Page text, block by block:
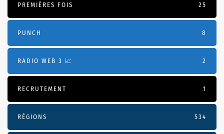
PREMIÈRES FOIS 25
PUNCH 8
RADIO WEB 3 📈 2
RECRUTEMENT 1
RÉGIONS 534